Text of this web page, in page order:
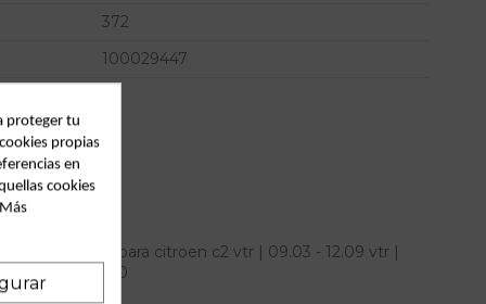
372
100029447
izquierda para citroen c2 vtr | 09.03 - 12.09 vtr |
9650624280
proteger tu
propias
en
cookies